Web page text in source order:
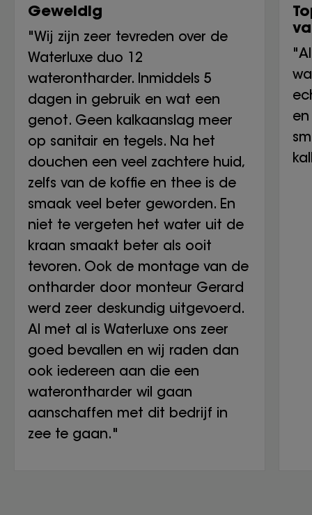
Geweldig
"Wij zijn zeer tevreden over de
Waterluxe duo 12
waterontharder. Inmiddels 5
dagen in gebruik en wat een
genot. Geen kalkaanslag meer
op sanitair en tegels. Na het
douchen een veel zachtere huid,
zelfs van de koffie en thee is de
smaak veel beter geworden. En
niet te vergeten het water uit de
kraan smaakt beter als ooit
tevoren. Ook de montage van de
ontharder door monteur Gerard
werd zeer deskundig uitgevoerd.
Al met al is Waterluxe ons zeer
goed bevallen en wij raden dan
ook iedereen aan die een
waterontharder wil gaan
aanschaffen met dit bedrijf in
zee te gaan."